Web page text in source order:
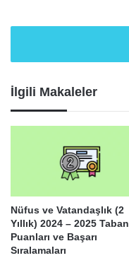
İlgili Makaleler
Nüfus ve Vatandaşlık (2
Yıllık) 2024 – 2025 Taban
Puanları ve Başarı
Sıralamaları